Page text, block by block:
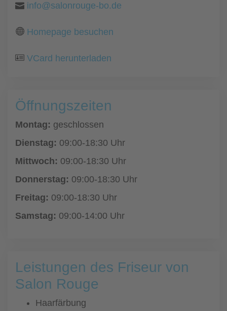
info@salonrouge-bo.de
Homepage besuchen
VCard herunterladen
Öffnungszeiten
Montag: geschlossen
Dienstag: 09:00-18:30 Uhr
Mittwoch: 09:00-18:30 Uhr
Donnerstag: 09:00-18:30 Uhr
Freitag: 09:00-18:30 Uhr
Samstag: 09:00-14:00 Uhr
Leistungen des Friseur von
Salon Rouge
Haarfärbung